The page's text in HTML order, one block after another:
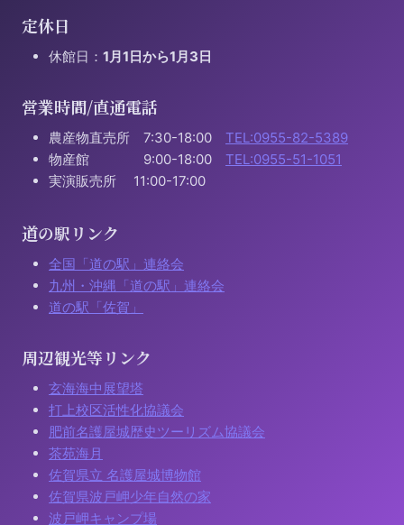
定休日
休館日： 1月1日から1月3日
営業時間/直通電話
農産物直売所 7:30-18:00 TEL:0955-82-5389
物産館 9:00-18:00 TEL:0955-51-1051
実演販売所 11:00-17:00
道の駅リンク
全国「道の駅」連絡会
九州・沖縄「道の駅」連絡会
道の駅「佐賀」
周辺観光等リンク
玄海海中展望塔
打上校区活性化協議会
肥前名護屋城歴史ツーリズム協議会
茶苑海月
佐賀県立 名護屋城博物館
佐賀県波戸岬少年自然の家
波戸岬キャンプ場